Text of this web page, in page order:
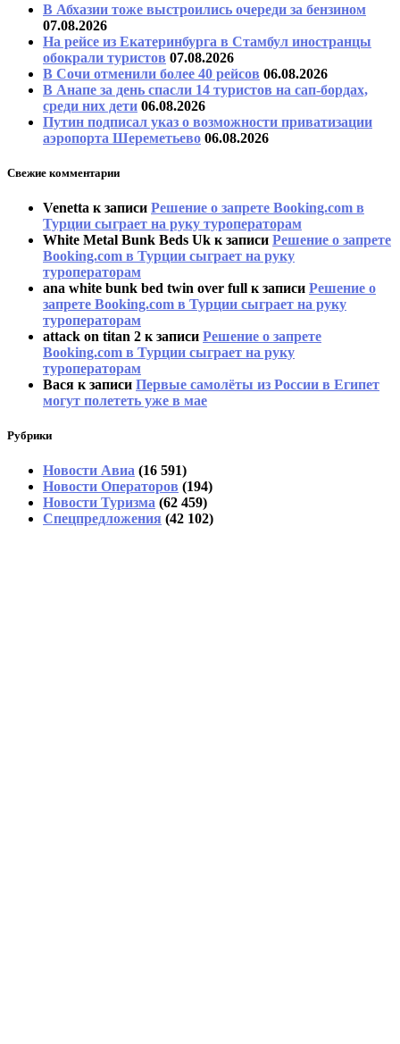
В Абхазии тоже выстроились очереди за бензином
07.08.2026
На рейсе из Екатеринбурга в Стамбул иностранцы
обокрали туристов 07.08.2026
В Сочи отменили более 40 рейсов 06.08.2026
В Анапе за день спасли 14 туристов на сап-бордах,
среди них дети 06.08.2026
Путин подписал указ о возможности приватизации
аэропорта Шереметьево 06.08.2026
Свежие комментарии
Venetta к записи Решение о запрете Booking.com в
Турции сыграет на руку туроператорам
White Metal Bunk Beds Uk к записи Решение о запрете
Booking.com в Турции сыграет на руку
туроператорам
ana white bunk bed twin over full к записи Решение о
запрете Booking.com в Турции сыграет на руку
туроператорам
attack on titan 2 к записи Решение о запрете
Booking.com в Турции сыграет на руку
туроператорам
Вася к записи Первые самолёты из России в Египет
могут полететь уже в мае
Рубрики
Новости Авиа (16 591)
Новости Операторов (194)
Новости Туризма (62 459)
Спецпредложения (42 102)